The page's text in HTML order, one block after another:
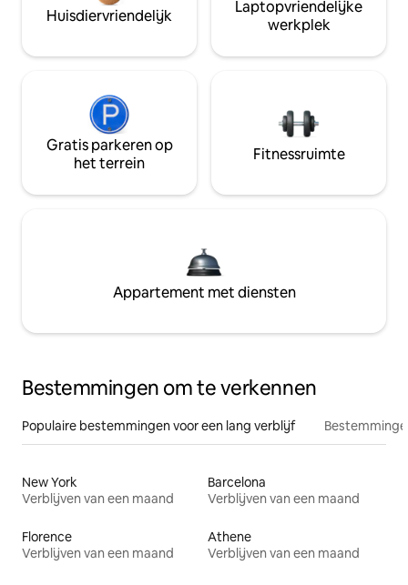
Huisdiervriendelijk
Laptopvriendelijke
werkplek
Gratis parkeren op
het terrein
Fitnessruimte
Appartement met diensten
Bestemmingen om te verkennen
Populaire bestemmingen voor een lang verblijf
New York
Verblijven van een maand
Barcelona
Verblijven van een maand
Florence
Verblijven van een maand
Athene
Verblijven van een maand